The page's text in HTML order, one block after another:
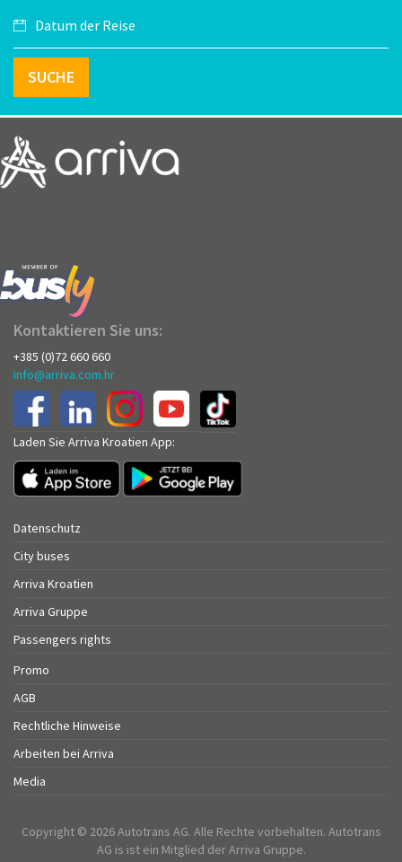
SUCHE
Kontaktieren Sie uns:
+385 (0)72 660 660
info@arriva.com.hr
Laden Sie Arriva Kroatien App:
Datenschutz
City buses
Arriva Kroatien
Arriva Gruppe
Passengers rights
Promo
AGB
Rechtliche Hinweise
Arbeiten bei Arriva
Media
Copyright © 2026 Autotrans AG. Alle Rechte vorbehalten. Autotrans
AG is ist ein Mitglied der Arriva Gruppe.